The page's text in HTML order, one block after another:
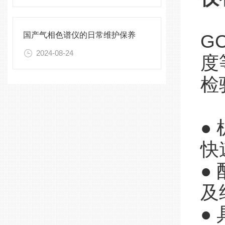
国产气相色谱仪的日常维护保养
2024-08-24
度
检
●
快
●
及
●